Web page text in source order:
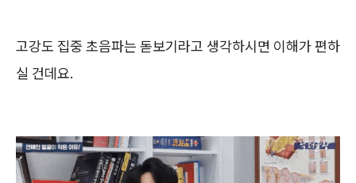
고강도 집중 초음파는 돋보기라고 생각하시면 이해가 편하
실 건데요.